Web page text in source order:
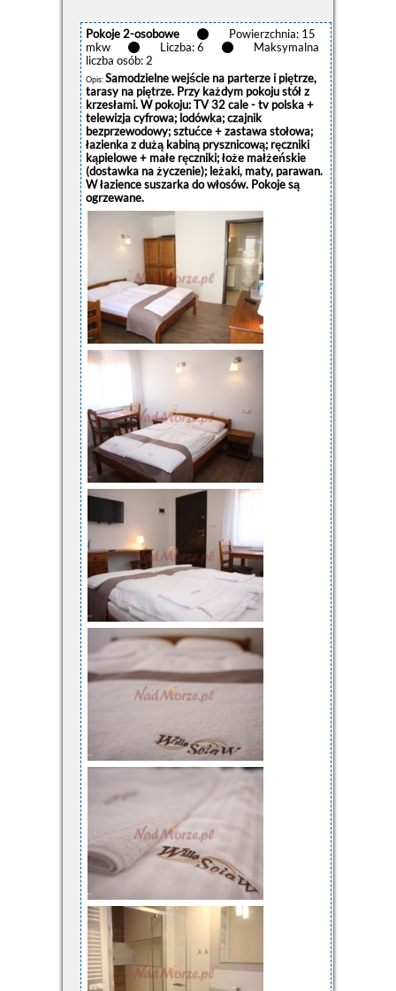
Pokoje 2-osobowe
Powierzchnia: 15
mkw
Liczba: 6
Maksymalna
liczba osób: 2
Opis:Samodzielne wejście na parterze i piętrze,
tarasy na piętrze. Przy każdym pokoju stół z
krzesłami. W pokoju: TV 32 cale - tv polska +
telewizja cyfrowa; lodówka; czajnik
bezprzewodowy; sztućce + zastawa stołowa;
łazienka z dużą kabiną prysznicową; ręczniki
kąpielowe + małe ręczniki; łoże małżeńskie
(dostawka na życzenie); leżaki, maty, parawan.
W łazience suszarka do włosów. Pokoje są
ogrzewane.